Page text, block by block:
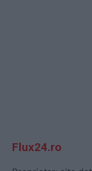
Flux24.ro